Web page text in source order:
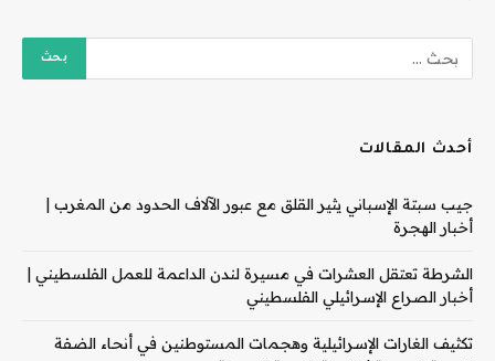
أحدث المقالات
جيب سبتة الإسباني يثير القلق مع عبور الآلاف الحدود من المغرب |
أخبار الهجرة
الشرطة تعتقل العشرات في مسيرة لندن الداعمة للعمل الفلسطيني |
أخبار الصراع الإسرائيلي الفلسطيني
تكثيف الغارات الإسرائيلية وهجمات المستوطنين في أنحاء الضفة